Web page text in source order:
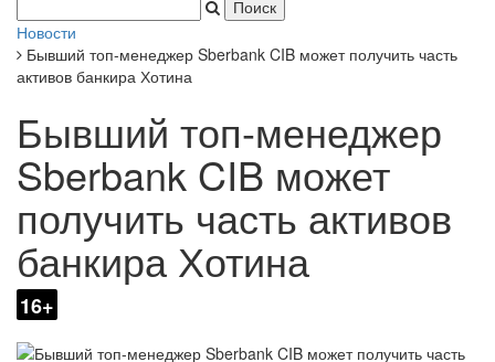
Бывший топ-менеджер Sberbank CIB может получить часть
активов банкира Хотина
Бывший топ-менеджер
Sberbank CIB может
получить часть активов
банкира Хотина
16+